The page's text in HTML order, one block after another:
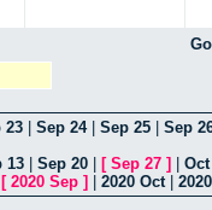
23 Sep 24| Sep 25
Sep
13 Sep 20 [ Sep 27 ]
[ 2020 Sep ] 2020 Oct